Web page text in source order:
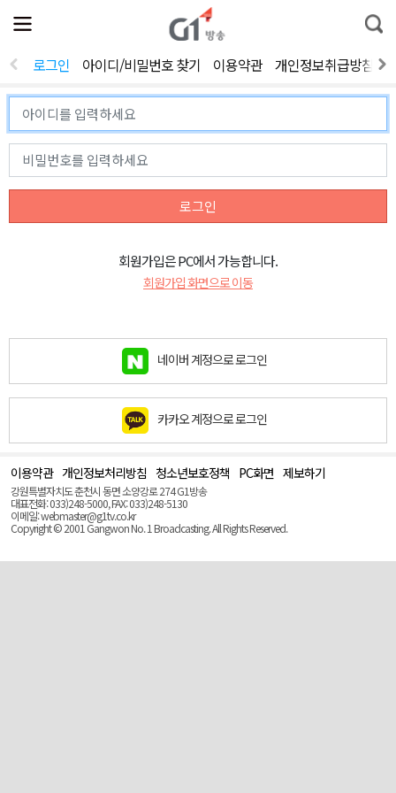
전
체
뉴
열
통
합
색
로그인 아이디/비밀번호 찾기 이용약관 개인정보취급방침
로그인
회원가입은 PC에서 가능합니다.
회원가입 화면으로 이동
네이버 계정으로 로그인
카카오 계정으로 로그인
이용약관 개인정보처리방침 청소년보호정책 PC화면 제보하기
강원특별자치도 춘천시 동면 소양강로 274 G1방송
대표전화: 033)248-5000, FAX: 033)248-5130
이메일: webmaster@g1tv.co.kr
Copyright © 2001 Gangwon No. 1 Broadcasting. All Rights Reserved.